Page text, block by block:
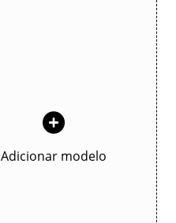
Adicionar modelo